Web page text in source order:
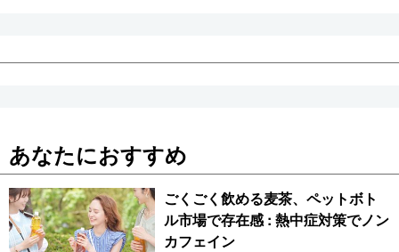
あなたにおすすめ
ごくごく飲める麦茶、ペットボト
ル市場で存在感 : 熱中症対策でノン
カフェイン